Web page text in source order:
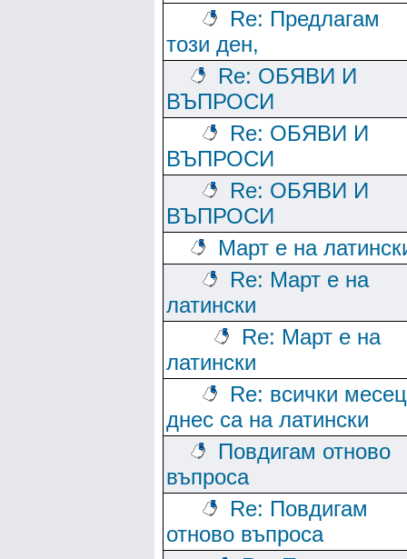
Re: Предлагам
този ден,
Re: ОБЯВИ И
ВЪПРОСИ
Re: ОБЯВИ И
ВЪПРОСИ
Re: ОБЯВИ И
ВЪПРОСИ
Март е на
Re: Март е на
латински
Re: Март е на
латински
Re: всички
днес са на латински
Повдигам отново
въпроса
Re: Повдигам
отново въпроса